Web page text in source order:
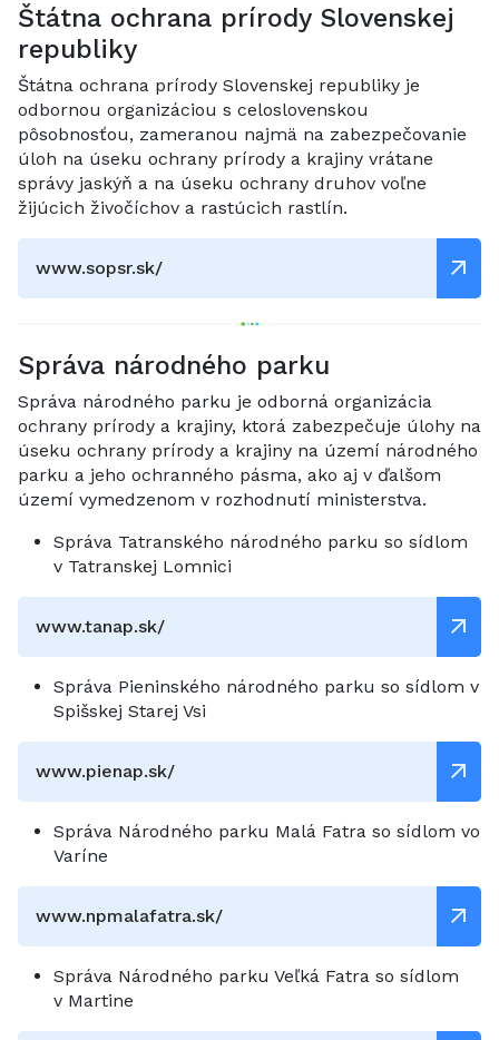
Štátna ochrana prírody Slovenskej
republiky
Štátna ochrana prírody Slovenskej republiky je
odbornou organizáciou s celoslovenskou
pôsobnosťou, zameranou najmä na zabezpečovanie
úloh na úseku ochrany prírody a krajiny vrátane
správy jaskýň a na úseku ochrany druhov voľne
žijúcich živočíchov a rastúcich rastlín.
www.sopsr.sk/
Správa národného parku
Správa národného parku je odborná organizácia
ochrany prírody a krajiny, ktorá zabezpečuje úlohy na
úseku ochrany prírody a krajiny na území národného
parku a jeho ochranného pásma, ako aj v ďalšom
území vymedzenom v rozhodnutí ministerstva.
Správa Tatranského národného parku so sídlom
v Tatranskej Lomnici
www.tanap.sk/
Správa Pieninského národného parku so sídlom v
Spišskej Starej Vsi
www.pienap.sk/
Správa Národného parku Malá Fatra so sídlom vo
Varíne
www.npmalafatra.sk/
Správa Národného parku Veľká Fatra so sídlom
v Martine